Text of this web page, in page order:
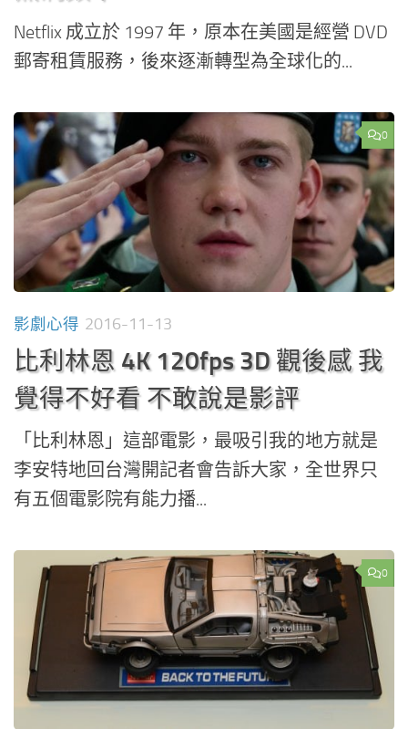
Netflix 成立於 1997 年，原本在美國是經營 DVD
郵寄租賃服務，後來逐漸轉型為全球化的...
0
影劇心得 2016-11-13
比利林恩 4K 120fps 3D 觀後感 我
覺得不好看 不敢說是影評
「比利林恩」這部電影，最吸引我的地方就是
李安特地回台灣開記者會告訴大家，全世界只
有五個電影院有能力播...
0